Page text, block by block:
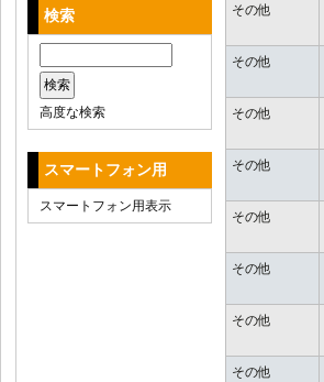
その他
その他
その他
その他
その他
その他
その他
その他
検索
高度な検索
スマートフォン用
スマートフォン用表示